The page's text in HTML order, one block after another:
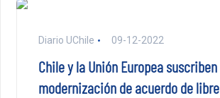
Diario UChile 09-12-2022
Chile y la Unión Europea suscriben
modernización de acuerdo de